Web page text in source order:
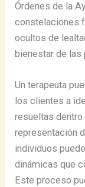
Órdenes de la
constelaciones
ocultos de
bienestar de las
Un terapeuta
los clientes a
resueltas
representación
individuos
dinámicas que
Este proceso